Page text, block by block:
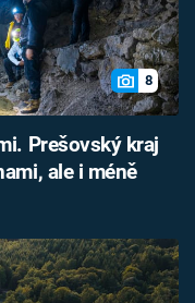
8
Prešovský kraj
ale i méně